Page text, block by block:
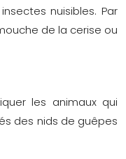
nuisibles. Par
de la cerise ou
les animaux qui
des nids de guêpes